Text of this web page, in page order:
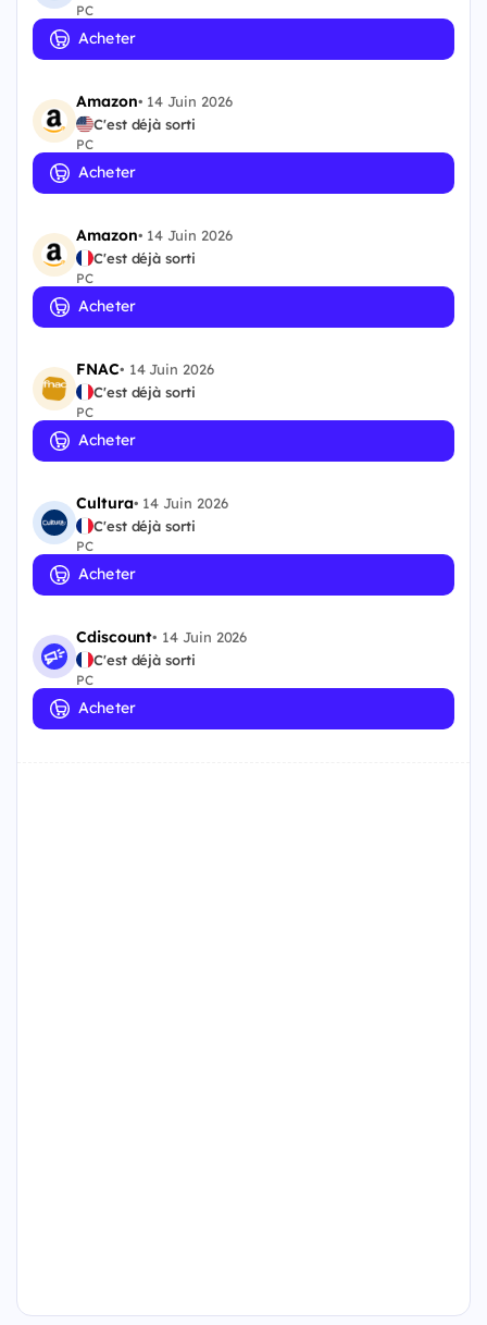
PC
Acheter
Amazon• 14 Juin 2026
C'est déjà sorti
PC
Acheter
Amazon• 14 Juin 2026
C'est déjà sorti
PC
Acheter
FNAC• 14 Juin 2026
C'est déjà sorti
PC
Acheter
Cultura• 14 Juin 2026
C'est déjà sorti
PC
Acheter
Cdiscount• 14 Juin 2026
C'est déjà sorti
PC
Acheter